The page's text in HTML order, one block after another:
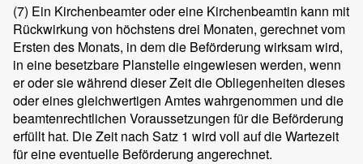
(7) Ein Kirchenbeamter oder eine Kirchenbeamtin kann mit
Rückwirkung von höchstens drei Monaten, gerechnet vom
Ersten des Monats, in dem die Beförderung wirksam wird,
in eine besetzbare Planstelle eingewiesen werden, wenn
er oder sie während dieser Zeit die Obliegenheiten dieses
oder eines gleichwertigen Amtes wahrgenommen und die
beamtenrechtlichen Voraussetzungen für die Beförderung
erfüllt hat. Die Zeit nach Satz 1 wird voll auf die Wartezeit
für eine eventuelle Beförderung angerechnet.